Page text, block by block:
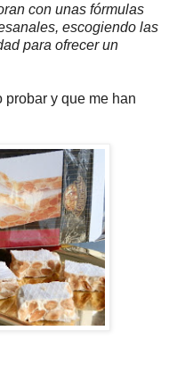
con unas fórmulas
escogiendo las
para ofrecer un
y que me han